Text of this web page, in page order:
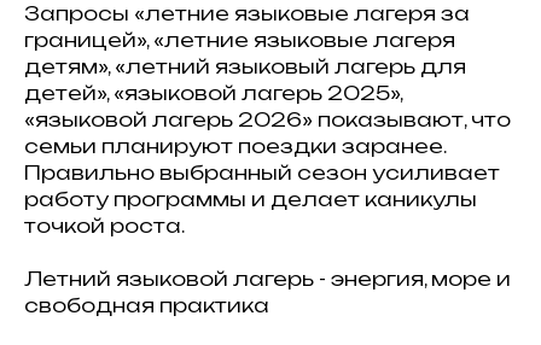
Запросы «летние языковые лагеря за
границей», «летние языковые лагеря
детям», «летний языковый лагерь для
детей», «языковой лагерь 2025»,
«языковой лагерь 2026» показывают, что
семьи планируют поездки заранее.
Правильно выбранный сезон усиливает
работу программы и делает каникулы
точкой роста.
Летний языковой лагерь - энергия, море и
свободная практика